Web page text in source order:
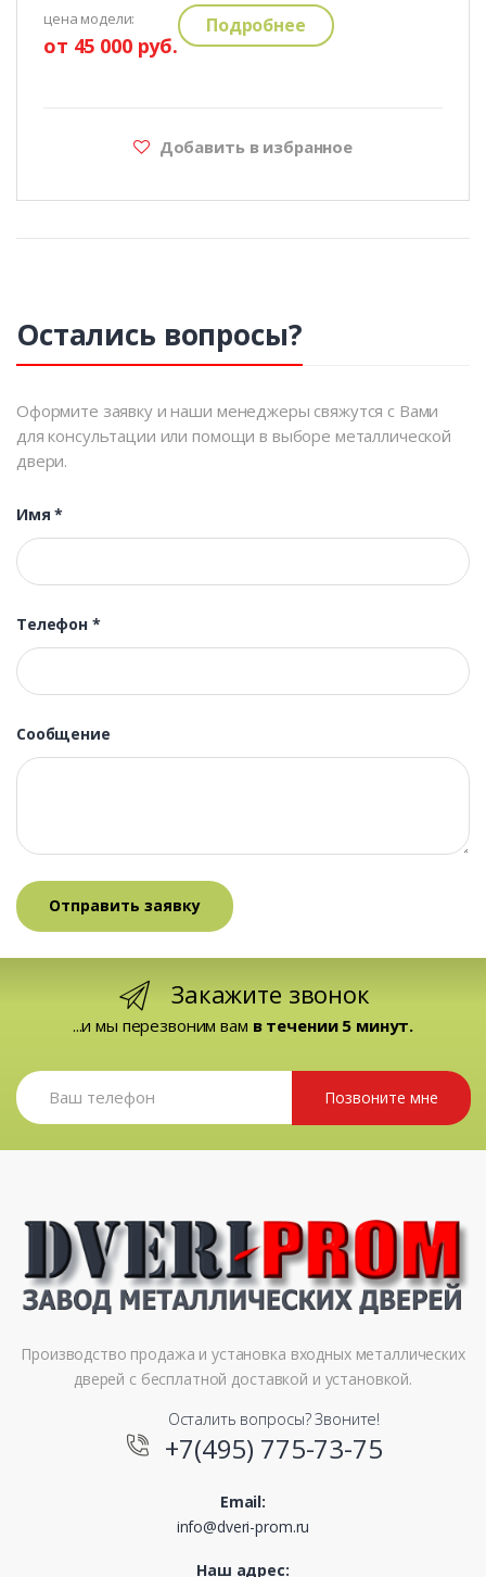
цена модели:
от 45 000 руб.
Подробнее
Добавить в избранное
Остались вопросы?
Оформите заявку и наши менеджеры свяжутся с Вами
для консультации или помощи в выборе металлической
двери.
Имя*
Телефон *
Сообщение
Закажите звонок
...и мы перезвоним вам в течении 5 минут.
Позвоните мне
Производство продажа и установка входных металлических
дверей с бесплатной доставкой и установкой.
Осталить вопросы? Звоните!
+7(495) 775-73-75
Email:
info@dveri-prom.ru
Наш адрес: